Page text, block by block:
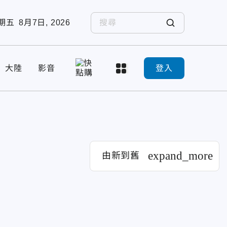
五 8月7日, 2026
大陸 影音 登入
由新到舊 expand_more